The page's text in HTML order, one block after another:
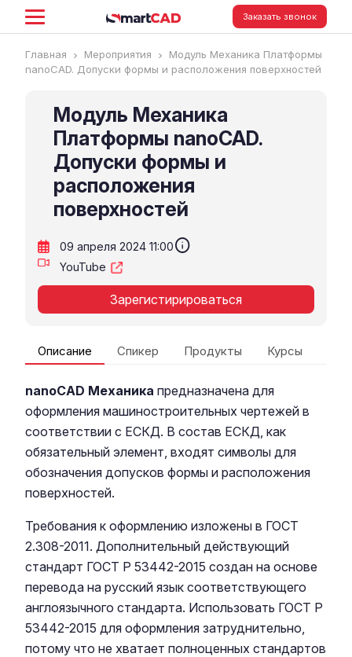
Заказать звонок
Главная Мероприятия
Модуль Механика Платформы
nanoCAD. Допуски формы и расположения поверхностей
Модуль Механика
Платформы nanoCAD.
Допуски формы и
расположения
поверхностей
09 апреля 2024 11:00info
YouTube
Зарегистирироваться
Описание Спикер Продукты Курсы
nanoCAD Механика предназначена для
оформления машиностроительных чертежей в
соответствии с ЕСКД. В состав ЕСКД, как
обязательный элемент, входят символы для
обозначения допусков формы и расположения
поверхностей.
Требования к оформлению изложены в ГОСТ
2.308-2011. Дополнительный действующий
стандарт ГОСТ Р 53442-2015 создан на основе
перевода на русский язык соответствующего
англоязычного стандарта. Использовать ГОСТ Р
53442-2015 для оформления затруднительно,
потому что не хватает полноценных стандартов